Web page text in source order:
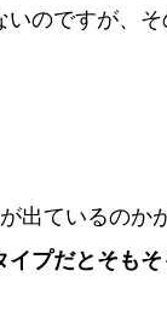
のですが、
出ているの
イプだとそも